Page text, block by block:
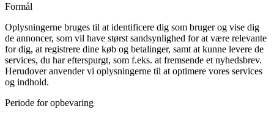
Formål
Oplysningerne bruges til at identificere dig som bruger og vise dig
de annoncer, som vil have størst sandsynlighed for at være relevante
for dig, at registrere dine køb og betalinger, samt at kunne levere de
services, du har efterspurgt, som f.eks. at fremsende et nyhedsbrev.
Herudover anvender vi oplysningerne til at optimere vores services
og indhold.
Periode for opbevaring